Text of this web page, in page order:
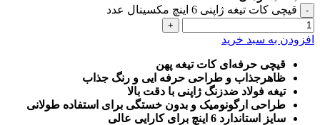
قیچی کات تیغه ژاپنی 6 اینچ مکسینال عدد
افزودن به سبد خرید
قیچی حرفه‌ای کات تیغه پهن
ظاهرجذاب و طراحی حرفه ایی و رنگ جذاب
تیغه فولاد ضدزنگ ژاپنی با دقت بالا
طراحی ارگونومیک و بدون خستگی برای استفاده طولانی
سایز استاندارد 6 اینچ برای کارایی عالی